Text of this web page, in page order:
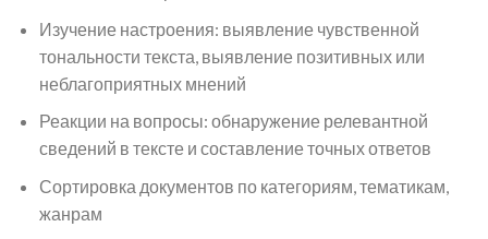
Изучение настроения: выявление чувственной
тональности текста, выявление позитивных или
неблагоприятных мнений
Реакции на вопросы: обнаружение релевантной
сведений в тексте и составление точных ответов
Сортировка документов по категориям, тематикам,
жанрам